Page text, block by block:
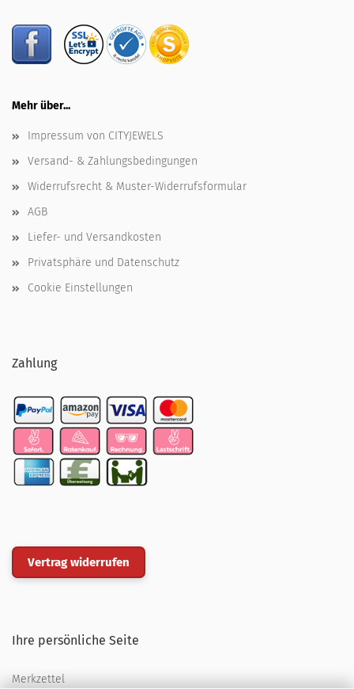
Mehr über...
Impressum von CITYJEWELS
Versand- & Zahlungsbedingungen
Widerrufsrecht & Muster-Widerrufsformular
AGB
Liefer- und Versandkosten
Privatsphäre und Datenschutz
Cookie Einstellungen
Zahlung
Vertrag widerrufen
Ihre persönliche Seite
Merkzettel